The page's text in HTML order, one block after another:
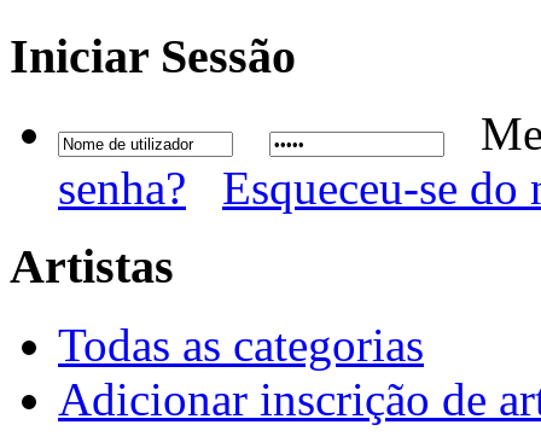
Iniciar Sessão
senha?
Esqueceu-se
Artistas
Todas as categorias
Adicionar inscrição de